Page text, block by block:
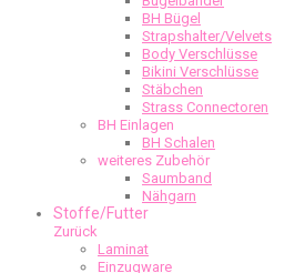
BH Bügel
Strapshalter/Velvets
Body Verschlüsse
Bikini Verschlüsse
Stäbchen
Strass Connectoren
BH Einlagen
BH Schalen
weiteres Zubehör
Saumband
Nähgarn
Stoffe/Futter
Zurück
Laminat
Einzugware